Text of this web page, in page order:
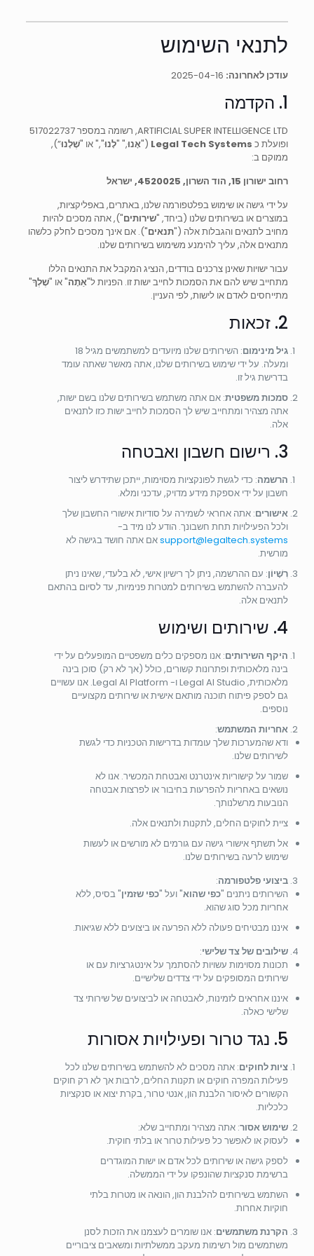
לתנאי השימוש
עודכן לאחרונה:
1. הקדמה
ARTIFICIAL SUPER INTELLIGENCE LTD, רשומה במספר 517022737
ופועלת כ Legal Tech Systems
("אָנוּ," "לָנוּ"," או "שֶׁלָנוּ”),
ממוקם ב:
רחוב ישורון 15, הוד השרון, 4520025, ישראל
על ידי גישה או שימוש בפלטפורמה שלנו, באתרים, באפליקציות,
במוצרים או בשירותים שלנו (ביחד, "שירותים"), אתה מסכים להיות
מחויב לתנאים והגבלות אלה ("תנאים"). אם אינך מסכים לחלק כלשהו
מתנאים אלה, עליך להימנע משימוש בשירותים שלנו.
עבור ישויות שאינן צרכנים בודדים, הנציג המקבל את התנאים הללו
מתחייב שיש להם את הסמכות לחייב ישות זו. הפניות ל"אַתָה" או "שֶׁלְךָ"
מתייחסים לאדם או לישות, לפי העניין.
2. זכאות
גיל מינימום
: השירותים שלנו מיועדים למשתמשים מגיל 18
ומעלה. על ידי שימוש בשירותים שלנו, אתה מאשר שאתה עומד
בדרישת גיל זו.
סמכות משפטית: אם אתה משתמש בשירותים שלנו בשם ישות,
אתה מצהיר ומתחייב שיש לך הסמכות לחייב ישות כזו לתנאים
אלה.
3. רישום חשבון ואבטחה
הרשמה: כדי לגשת לפונקציות מסוימות, ייתכן שתידרש ליצור
חשבון על ידי אספקת מידע מדויק, עדכני ומלא.
אישורים: אתה אחראי לשמירה על סודיות אישורי החשבון שלך
ולכל הפעילויות תחת חשבונך. הודע לנו מיד ב-
support@legaltech.systemsאם אתה חושד בגישה לא
מורשית.
רִשָׁיוֹן: עם ההרשמה, ניתן לך רישיון אישי, לא בלעדי, שאינו ניתן
להעברה להשתמש בשירותים למטרות פנימיות, עד לסיום בהתאם
לתנאים אלה.
4. שירותים ושימוש
היקף השירותים: אנו מספקים כלים משפטיים המופעלים על ידי
בינה מלאכותית ופתרונות קשורים, כולל (אך לא רק) סוכן בינה
מלאכותית, Legal AI Studio ו- Legal AI Platform. אנו עשויים
גם לספק פיתוח תוכנה מותאם אישית או שירותים מקצועיים
נוספים.
אחריות המשתמש:
ודא שהמערכות שלך עומדות בדרישות הטכניות כדי לגשת
לשירותים שלנו.
שמור על קישוריות אינטרנט ואבטחת המכשיר. אנו לא
נושאים באחריות להפרעות בחיבור או לפרצות אבטחה
הנובעות מרשלנותך.
ציית לחוקים החלים, לתקנות ולתנאים אלה.
אל תשתף אישורי גישה עם גורמים לא מורשים או לעשות
שימוש לרעה בשירותים שלנו.
ביצועי פלטפורמה:
השירותים ניתנים "כפי שהוא" ועל "כפי שזמין" בסיס, ללא
אחריות מכל סוג שהוא.
איננו מבטיחים פעולה ללא הפרעה או ביצועים ללא שגיאות.
שילובים של צד שלישי:
תכונות מסוימות עשויות להסתמך על אינטגרציות עם או
שירותים המסופקים על ידי צדדים שלישיים.
איננו אחראים לזמינות, לאבטחה או לביצועים של שירותי צד
שלישי כאלה.
5. נגד טרור ופעילויות אסורות
ציות לחוקים: אתה מסכים לא להשתמש בשירותים שלנו לכל
פעילות המפרה חוקים או תקנות החלים, לרבות אך לא רק חוקים
הקשורים לאיסור הלבנת הון, אנטי טרור, בקרת יצוא או סנקציות
כלכליות.
שימוש אסור: אתה מצהיר ומתחייב שלא:
לעסוק או לאפשר כל פעילות טרור או בלתי חוקית.
לספק גישה או שירותים לכל אדם או ישות המוגדרים
ברשימת סנקציות שהונפקו על ידי הממשלה.
השתמש בשירותים להלבנת הון, הונאה או מטרות בלתי
חוקיות אחרות.
הקרנת משתמשים: אנו שומרים לעצמנו את הזכות לסנן
משתמשים מול רשימות מעקב ממשלתיות ומשאבים ציבוריים